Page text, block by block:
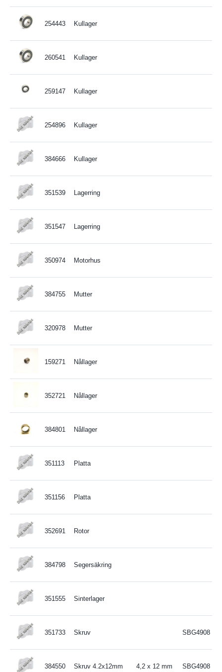
254443 Kullager
260541 Kullager
259147 Kullager
254896 Kullager
384666 Kullager
351539 Lagerring
351547 Lagerring
350974 Motorhus
384755 Mutter
320978 Mutter
159271 Nållager
352721 Nållager
384801 Nållager
351113 Platta
351156 Platta
352691 Rotor
384798 Segersäkring
351555 Sinterlager
351733 Skruv SBG4908
384550 Skruv 4.2x12mm 4,2 x 12 mm SBG4908